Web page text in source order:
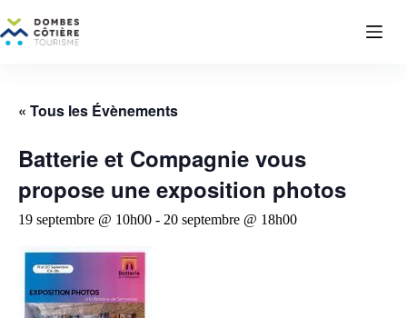
au
contenu
« Tous les Évènements
Batterie et Compagnie vous
propose une exposition photos
19 septembre @ 10h00 - 20 septembre @ 18h00